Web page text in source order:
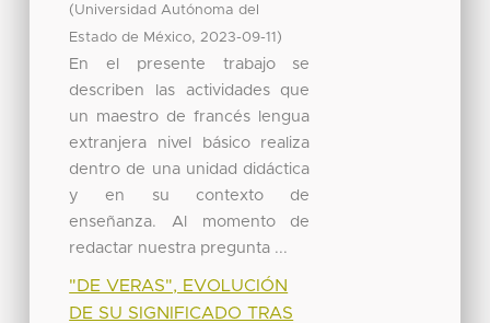
(Universidad Autónoma del
Estado de México, 2023-09-11 )
En el presente trabajo se
describen las actividades que
un maestro de francés lengua
extranjera nivel básico realiza
dentro de una unidad didáctica
y en su contexto de
enseñanza. Al momento de
redactar nuestra pregunta ...
"DE VERAS", EVOLUCIÓN
DE SU SIGNIFICADO TRAS